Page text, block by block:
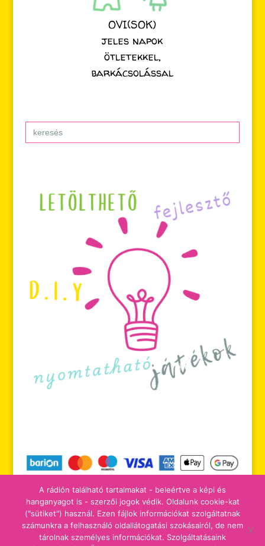
OVI(SOK)
jeles napok
ötletekkel,
barkácsolással
Search
for:
tájékoztatók adomány/támogatás
A rádión található tartalmakat - beleértve a képi és
hanganyagot is - szerzői jogok védik. Oldalunk cookie-kat
("sütiket") használ. Ezen fájlok információkat szolgáltatnak
számunkra a felhasználó oldallátogatási szokásairól, de nem
tárolnak személyes információkat. Szolgáltatásaink